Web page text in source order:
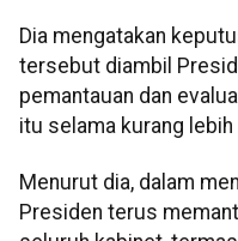
Dia mengatakan
tersebut diambil
pemantauan dan
itu selama kurang lebih
Menurut dia, dalam
Presiden terus